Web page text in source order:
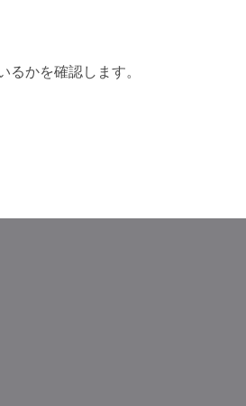
かを確認します。